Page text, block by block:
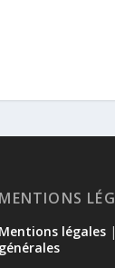
MENTIONS
Mentions légales |
générales